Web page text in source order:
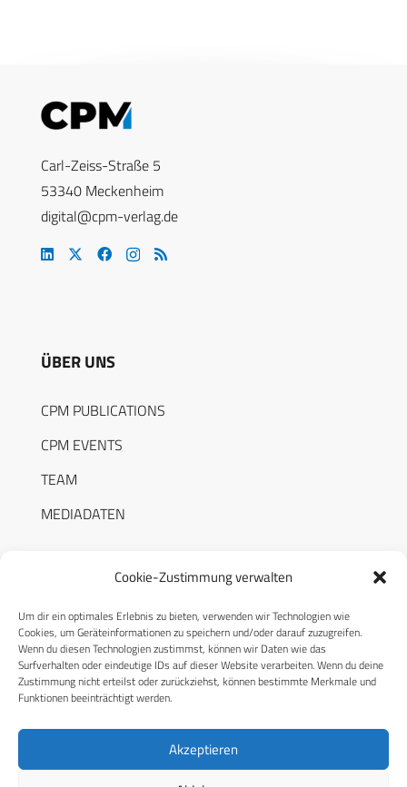
Cookie-Zustimmung verwalten
Um dir ein optimales Erlebnis zu bieten, verwenden wir Technologien wie
Cookies, um Geräteinformationen zu speichern und/oder darauf zuzugreifen.
Wenn du diesen Technologien zustimmst, können wir Daten wie das
Surfverhalten oder eindeutige IDs auf dieser Website verarbeiten. Wenn du deine
Zustimmung nicht erteilst oder zurückziehst, können bestimmte Merkmale und
Funktionen beeinträchtigt werden.
Akzeptieren
Carl-Zeiss-Straße 5
53340 Meckenheim
digital@cpm-verlag.de
ÜBER UNS
CPM PUBLICATIONS
CPM EVENTS
TEAM
MEDIADATEN
RECHTLICHES
Datenschutzerklärung
Cookie-Richtlinie (EU)